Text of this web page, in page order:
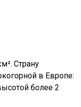
Страну
в Европе:
более 2